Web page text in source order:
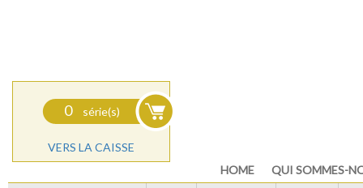
0 série(s)
VERS LA CAISSE
HOME
QUI SOMMES-